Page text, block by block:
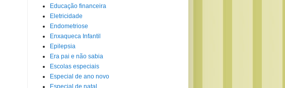
Educação financeira
Eletricidade
Endometriose
Enxaqueca Infantil
Epilepsia
Era pai e não sabia
Escolas especiais
Especial de ano novo
Especial de natal